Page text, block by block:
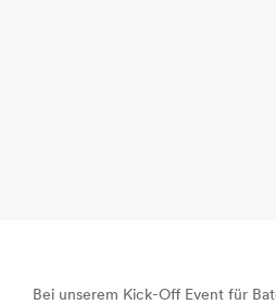
Bei unserem Kick-Off Event für